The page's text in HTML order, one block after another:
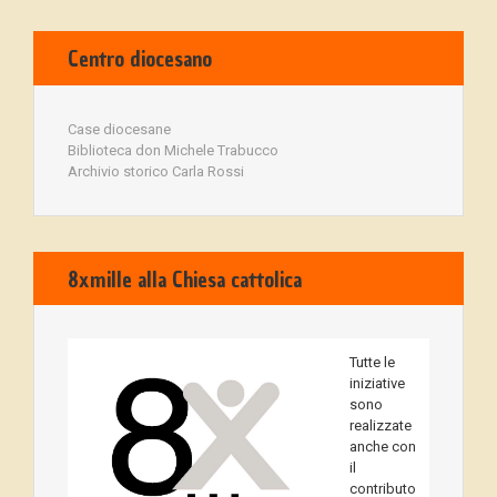
Centro diocesano
Case diocesane
Biblioteca don Michele Trabucco
Archivio storico Carla Rossi
8xmille alla Chiesa cattolica
Tutte le
iniziative
sono
realizzate
anche con
il
contributo